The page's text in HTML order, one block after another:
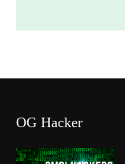
OG Hacker